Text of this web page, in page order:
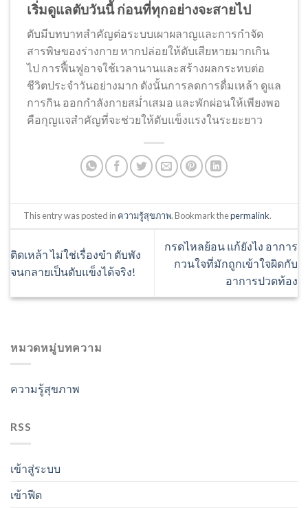
เริ่มดูแลตับวันนี้ ก่อนที่ทุกอย่างจะสายไป
ตับมีบทบาทสำคัญต่อระบบเผาผลาญและการกำจัด
สารพิษของร่างกาย หากปล่อยให้ตับเสียหายมากเกิน
ไป การฟื้นฟูอาจใช้เวลานานและสร้างผลกระทบต่อ
ชีวิตประจำวันอย่างมาก ดังนั้นการลดการดื่มเหล้า ดูแล
การกิน ออกกำลังกายสม่ำเสมอ และพักผ่อนให้เพียงพอ
คือกุญแจสำคัญที่จะช่วยให้ตับแข็งแรงในระยะยาว
This entry was posted in ความรู้สุขภาพ. Bookmark thepermalink.
ติดเหล้า ไม่ใช่เรื่องขำ ตับพัง
จนกลายเป็นตับแข็งได้จริง!
กรดไหลย้อน แก้ยังไง อาการ
กวนใจที่มักถูกเข้าใจผิดกับ
อาการปวดท้อง
หมวดหมู่บทความ
ความรู้สุขภาพ
RSS
เข้าสู่ระบบ
เข้าฟีด